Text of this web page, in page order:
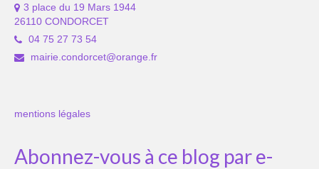
3 place du 19 Mars 1944
26110 CONDORCET
04 75 27 73 54
mairie.condorcet@orange.fr
mentions légales
Abonnez-vous à ce blog par e-